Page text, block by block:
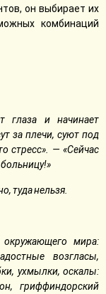
он выбирает их
комбинаций
глаза и начинает
за плечи, суют под
стресс». — «Сейчас
туда нельзя.
окружающего мира:
возгласы,
ухмылки, оскалы:
гриффиндорский